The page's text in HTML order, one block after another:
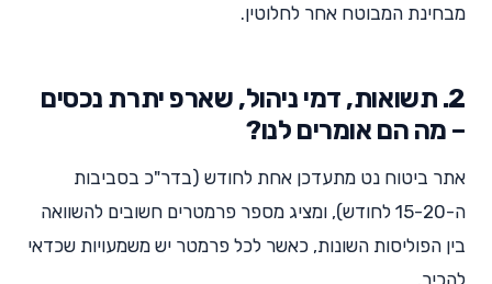
מבחינת המבוטח אחר לחלוטין.
2. תשואות, דמי ניהול, שארפ יתרת נכסים
– מה הם אומרים לנו?
אתר ביטוח נט מתעדכן אחת לחודש (בדר"כ בסביבות
ה-15-20 לחודש), ומציג מספר פרמטרים חשובים להשוואה
בין הפוליסות השונות, כאשר לכל פרמטר יש משמעויות שכדאי